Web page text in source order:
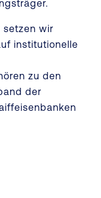
setzen wir
institutionelle
zu den
der